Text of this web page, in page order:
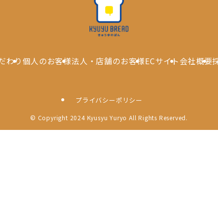
わり 個人のお客様法人・店舗のお客様ECサイト会社概要
プライバシーポリシー
© Copyright 2024 Kyusyu Yuryo All Rights Reserved.